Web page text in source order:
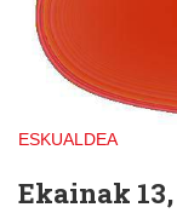
ESKUALDEA
Ekainak 13,